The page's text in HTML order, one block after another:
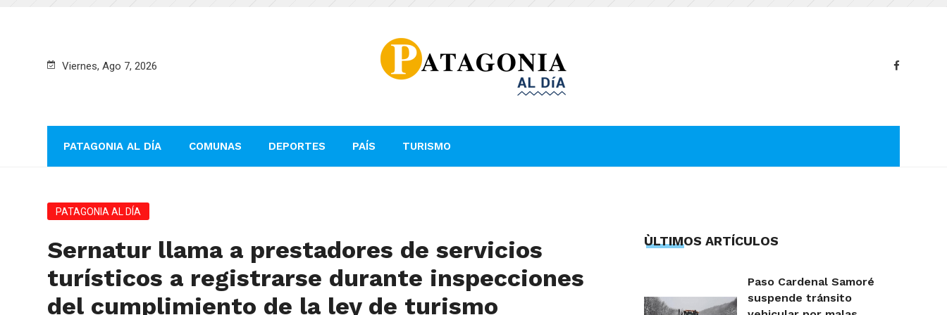
Viernes, Ago 7, 2026
PATAGONIA AL DÍA COMUNAS DEPORTES PAÍS TURISMO
PATAGONIA AL DÍA
Sernatur llama a prestadores de servicios
turísticos a registrarse durante inspecciones
del cumplimiento de la ley de turismo
ÙLTIMOS ARTÍCULOS
Paso Cardenal Samoré
suspende tránsito